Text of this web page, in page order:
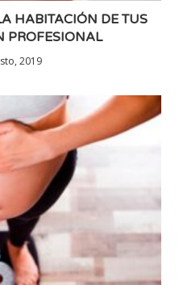
HABITACIÓN DE TUS
PROFESIONAL
2019